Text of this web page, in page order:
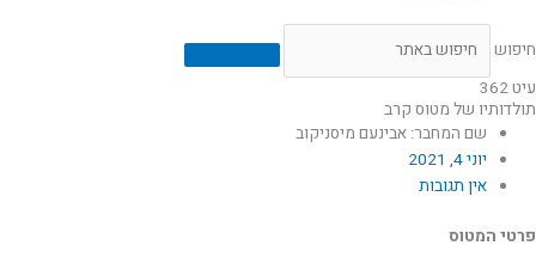
חיפוש
עיט 362
תולדותיו של מטוס קרב
שם המחבר: אבינעם מיסניקוב
יוני 4, 2021
אין תגובות
פרטי המטוס